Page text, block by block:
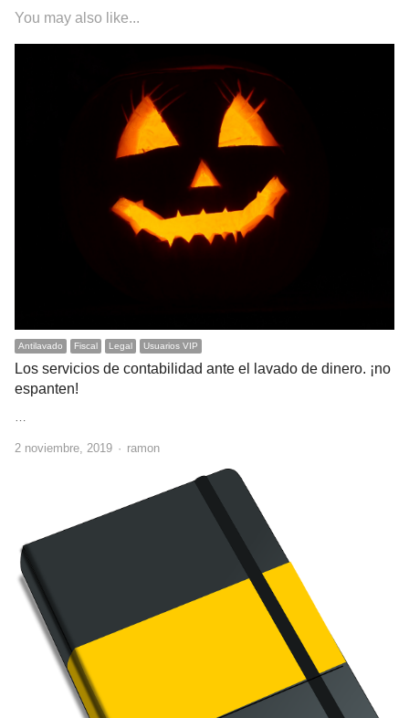
You may also like...
Antilavado Fiscal Legal Usuarios VIP
Los servicios de contabilidad ante el lavado de dinero. ¡no
espanten!
…
2 noviembre, 2019 Author
ramon